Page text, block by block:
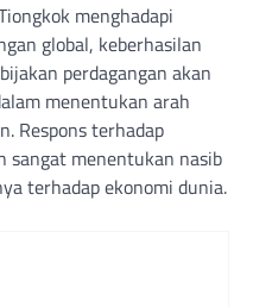
menghadapi
global, keberhasilan
perdagangan akan
menentukan arah
Respons terhadap
sangat menentukan nasib
terhadap ekonomi dunia.